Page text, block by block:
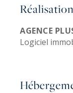
Réalisation
AGENCE
Logiciel